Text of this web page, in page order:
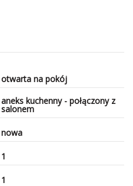
otwarta na pokój
aneks kuchenny - połączony z
salonem
nowa
1
1